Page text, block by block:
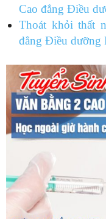
Cao đẳng Điều
Thoát khỏi thất
đẳng Điều dưỡng